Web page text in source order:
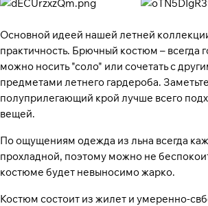
Основной идеей нашей летней
практичность. Брючный костюм – всегда
можно носить "соло" или сочетать с
предметами летнего гардероба.
полуприлегающий крой лучше всего
вещей.
По ощущениям одежда из льна всегда
прохладной, поэтому можно не
костюме будет невыносимо жарко.
Костюм состоит из жилет и умеренно-